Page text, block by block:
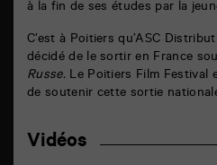
à la fin de ses études par la
C’est à Poitiers qu’ASC
décidé de le sortir en France
Russe. Le Poitiers Film Festival
de soutenir cette sortie
Vidéos